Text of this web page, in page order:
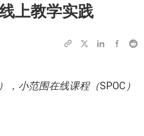
上教学实践
小范围在线课程（SPOC）